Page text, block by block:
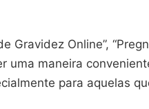
Gravidez Online”,
uma maneira
para aquelas